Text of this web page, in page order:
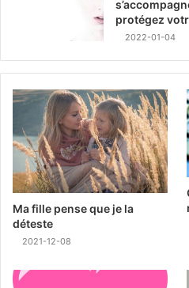
protégez
2022-01-04
Ma fille pense que je la
déteste
2021-12-08